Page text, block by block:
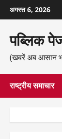
छोड़कर
सामग्री
अगस्त 6, 2026
पब्लिक
(खबरें अब आसान
राष्ट्रीय समाचार